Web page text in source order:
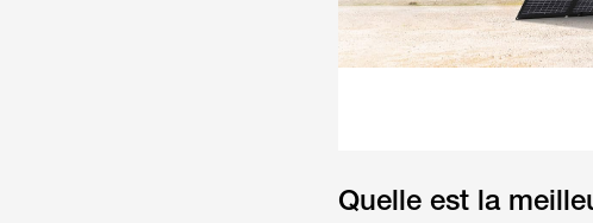
Quelle est la